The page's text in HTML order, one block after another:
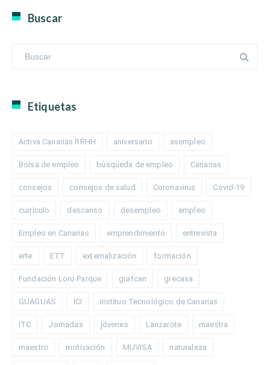
Buscar
Etiquetas
Activa Canarias RRHH aniversario asempleo
Bolsa de empleo búsqueda de empleo Canarias
consejos consejos de salud Coronavirus Covid-19
currículo descanso desempleo empleo
Empleo en Canarias emprendimiento entrevista
erte ETT externalización formación
Fundación Loro Parque grafcan grecasa
GUAGUAS ICI Instituo Tecnológico de Canarias
ITC Jornadas jóvenes Lanzarote maestra
maestro motivación MUVISA naturaleza